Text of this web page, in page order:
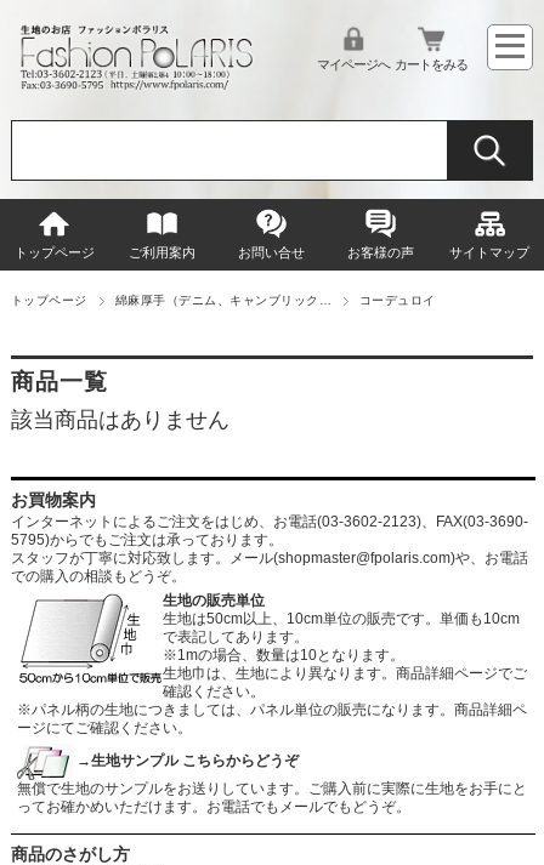
マイページへ カートをみる
トップページ ご利用案内 お問い合せ お客様の声 サイトマップ
トップページ 綿麻厚手（デニム、キャンブリック… コーデュロイ
商品一覧
該当商品はありません
お買物案内
インターネットによるご注文をはじめ、お電話(03-3602-2123)、FAX(03-3690-
5795)からでもご注文は承っております。
スタッフが丁寧に対応致します。メール(shopmaster@fpolaris.com)や、お電話
での購入の相談もどうぞ。
生地の販売単位
生地は50cm以上、10cm単位の販売です。単価も10cm
で表記してあります。
※1mの場合、数量は10となります。
生地巾は、生地により異なります。商品詳細ページでご
確認ください。
※パネル柄の生地につきましては、パネル単位の販売になります。商品詳細ペ
ージにてご確認ください。
→生地サンプル こちらからどうぞ
無償で生地のサンプルをお送りしています。ご購入前に実際に生地をお手にと
ってお確かめいただけます。お電話でもメールでもどうぞ。
商品のさがし方